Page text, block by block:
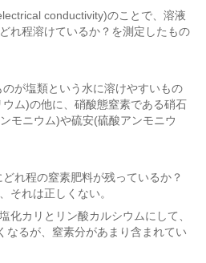
conductivity)のことで、溶液
れ程溶けているか？を測定したもの
が塩類という水に溶けやすいもの
ム)の他に、硝酸態窒素である硝石
モニウム)や硫安(硫酸アンモニウ
れ程の窒素肥料が残っているか？
それは正しくない。
化カリとリン酸カルシウムにして、
なるが、窒素分があまり含まれてい